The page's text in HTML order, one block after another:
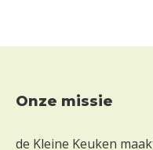
Footer
Onze missie
de Kleine Keuken